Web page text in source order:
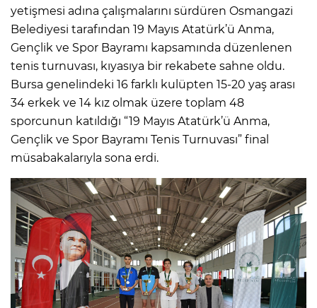
yetişmesi adına çalışmalarını sürdüren Osmangazi
Belediyesi tarafından 19 Mayıs Atatürk’ü Anma,
Gençlik ve Spor Bayramı kapsamında düzenlenen
tenis turnuvası, kıyasıya bir rekabete sahne oldu.
Bursa genelindeki 16 farklı kulüpten 15-20 yaş arası
34 erkek ve 14 kız olmak üzere toplam 48
sporcunun katıldığı “19 Mayıs Atatürk’ü Anma,
Gençlik ve Spor Bayramı Tenis Turnuvası” final
müsabakalarıyla sona erdi.